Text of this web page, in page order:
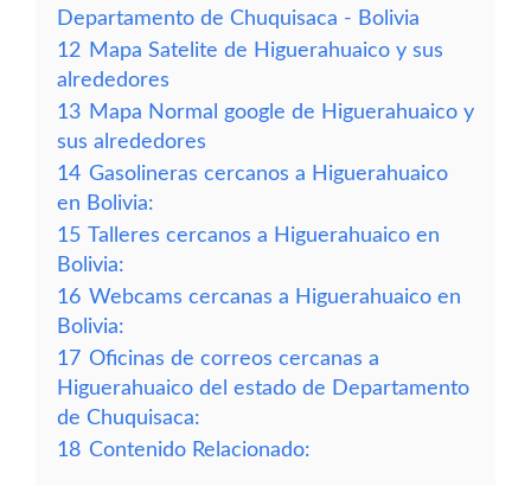
Departamento de Chuquisaca - Bolivia
12 Mapa Satelite de Higuerahuaico y sus
alrededores
13 Mapa Normal google de Higuerahuaico y
sus alrededores
14 Gasolineras cercanos a Higuerahuaico
en Bolivia:
15 Talleres cercanos a Higuerahuaico en
Bolivia:
16 Webcams cercanas a Higuerahuaico en
Bolivia:
17 Oficinas de correos cercanas a
Higuerahuaico del estado de Departamento
de Chuquisaca:
18 Contenido Relacionado: